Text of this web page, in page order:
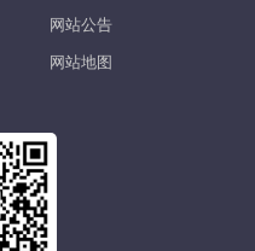
网站公告
网站地图